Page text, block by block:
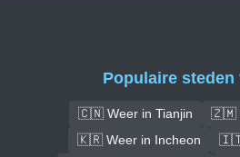
Populaire steden
🇨🇳 Weer in Tianjin
🇿🇲
🇰🇷 Weer in Incheon
🇮🇹